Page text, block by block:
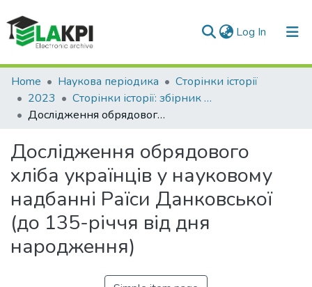
Log In (current)
Communities & Collections
All of DSpace
Home Наукова періодика
Сторінки історії
2023
Сторінки історії: збірник наукових праць, Вип. 56
Дослідження обрядового хліба українців у науковому надбанні Раїси Данковської (до 135-річчя від дня народження)
Дослідження обрядового
хліба українців у науковому
надбанні Раїси Данковської
(до 135-річчя від дня
народження)